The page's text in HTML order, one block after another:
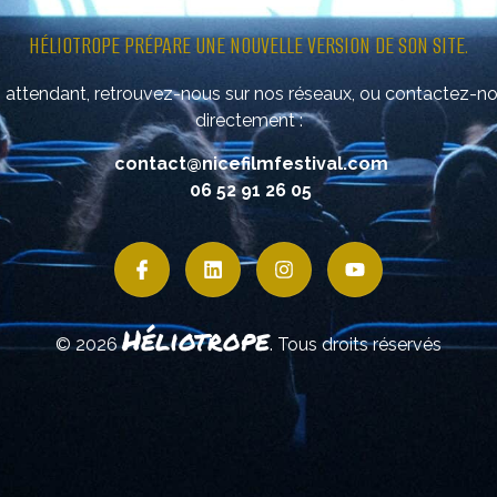
HÉLIOTROPE PRÉPARE UNE NOUVELLE VERSION DE SON SITE.
attendant, retrouvez-nous sur nos réseaux, ou contactez-
directement :
contact@nicefilmfestival.com
06 52 91 26 05
© 2026Héliotrope. Tous droits réservés